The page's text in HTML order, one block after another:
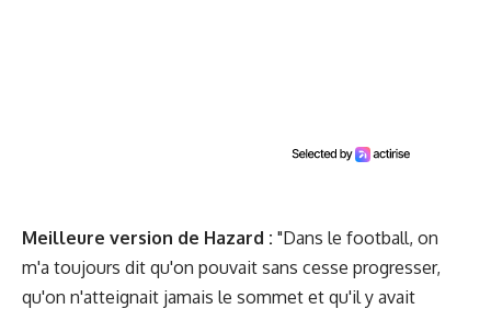
Meilleure version de Hazard : "Dans le football, on
m'a toujours dit qu'on pouvait sans cesse progresser,
qu'on n'atteignait jamais le sommet et qu'il y avait